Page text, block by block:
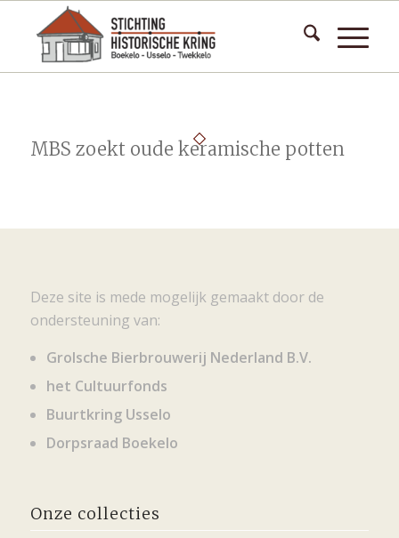
MBS zoekt oude keramische potten
Deze site is mede mogelijk gemaakt door de
ondersteuning van:
Grolsche Bierbrouwerij Nederland B.V.
het Cultuurfonds
Buurtkring Usselo
Dorpsraad Boekelo
Onze collecties